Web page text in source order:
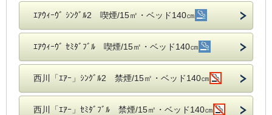
ｴｱｳｨｰｳﾞ ｼﾝｸﾞﾙ2 喫煙/15㎡・ベッド140㎝
ｴｱｳｨｰｳﾞ ｾﾐﾀﾞﾌﾞﾙ 喫煙/15㎡・ベッド140㎝
西川「ｴｱｰ」ｼﾝｸﾞﾙ2 禁煙/15㎡・ベッド140㎝
西川「ｴｱｰ」ｾﾐﾀﾞﾌﾞﾙ 禁煙/15㎡・ベッド140㎝